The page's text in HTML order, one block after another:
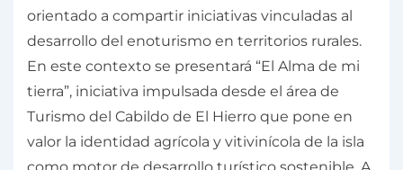
orientado a compartir iniciativas vinculadas al
desarrollo del enoturismo en territorios rurales.
En este contexto se presentará “El Alma de mi
tierra”, iniciativa impulsada desde el área de
Turismo del Cabildo de El Hierro que pone en
valor la identidad agrícola y vitivinícola de la isla